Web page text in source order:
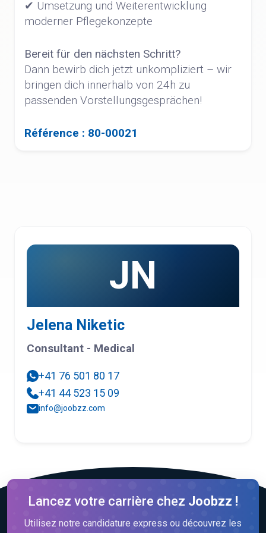
✔ Umsetzung und Weiterentwicklung
moderner Pflegekonzepte
Bereit für den nächsten Schritt?
Dann bewirb dich jetzt unkompliziert – wir
bringen dich innerhalb von 24h zu
passenden Vorstellungsgesprächen!
Référence : 80-00021
JN
Jelena Niketic
Consultant - Medical
+41 76 501 80 17
+41 44 523 15 09
info@joobzz.com
Lancez votre carrière chez Joobzz !
Utilisez notre candidature express ou découvrez les